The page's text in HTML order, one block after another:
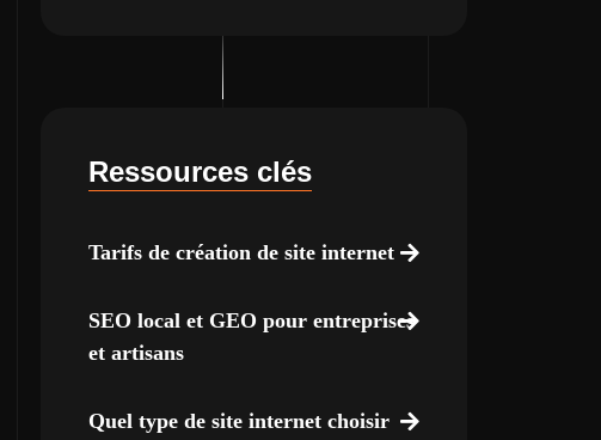
Ressources clés
Tarifs de création de site internet
SEO local et GEO pour entreprises
et artisans
Quel type de site internet choisir